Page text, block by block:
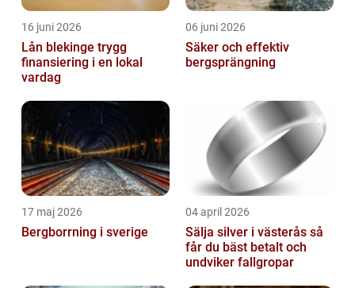
16 juni 2026
Lån blekinge trygg
finansiering i en lokal
vardag
06 juni 2026
Säker och effektiv
bergsprängning
17 maj 2026
Bergborrning i sverige
04 april 2026
Sälja silver i västerås så
får du bäst betalt och
undviker fallgropar